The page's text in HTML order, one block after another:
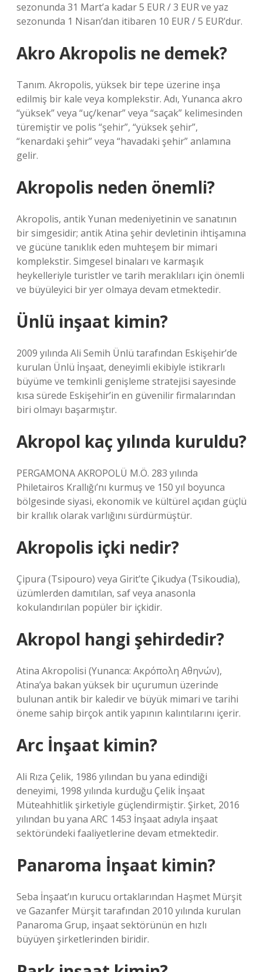
sezonunda 31 Mart’a kadar 5 EUR / 3 EUR ve yaz
sezonunda 1 Nisan’dan itibaren 10 EUR / 5 EUR’dur.
Akro Akropolis ne demek?
Tanım. Akropolis, yüksek bir tepe üzerine inşa
edilmiş bir kale veya komplekstir. Adı, Yunanca akro
“yüksek” veya “uç/kenar” veya “saçak” kelimesinden
türemiştir ve polis “şehir”, “yüksek şehir”,
“kenardaki şehir” veya “havadaki şehir” anlamına
gelir.
Akropolis neden önemli?
Akropolis, antik Yunan medeniyetinin ve sanatının
bir simgesidir; antik Atina şehir devletinin ihtişamına
ve gücüne tanıklık eden muhteşem bir mimari
komplekstir. Simgesel binaları ve karmaşık
heykelleriyle turistler ve tarih meraklıları için önemli
ve büyüleyici bir yer olmaya devam etmektedir.
Ünlü inşaat kimin?
2009 yılında Ali Semih Ünlü tarafından Eskişehir’de
kurulan Ünlü İnşaat, deneyimli ekibiyle istikrarlı
büyüme ve temkinli genişleme stratejisi sayesinde
kısa sürede Eskişehir’in en güvenilir firmalarından
biri olmayı başarmıştır.
Akropol kaç yılında kuruldu?
PERGAMONA AKROPOLÜ M.Ö. 283 yılında
Philetairos Krallığı’nı kurmuş ve 150 yıl boyunca
bölgesinde siyasi, ekonomik ve kültürel açıdan güçlü
bir krallık olarak varlığını sürdürmüştür.
Akropolis içki nedir?
Çipura (Tsipouro) veya Girit’te Çikudya (Tsikoudia),
üzümlerden damıtılan, saf veya anasonla
kokulandırılan popüler bir içkidir.
Akropol hangi şehirdedir?
Atina Akropolisi (Yunanca: Ακρόπολη Αθηνών),
Atina’ya bakan yüksek bir uçurumun üzerinde
bulunan antik bir kaledir ve büyük mimari ve tarihi
öneme sahip birçok antik yapının kalıntılarını içerir.
Arc İnşaat kimin?
Ali Rıza Çelik, 1986 yılından bu yana edindiği
deneyimi, 1998 yılında kurduğu Çelik İnşaat
Müteahhitlik şirketiyle güçlendirmiştir. Şirket, 2016
yılından bu yana ARC 1453 İnşaat adıyla inşaat
sektöründeki faaliyetlerine devam etmektedir.
Panaroma İnşaat kimin?
Seba İnşaat’ın kurucu ortaklarından Haşmet Mürşit
ve Gazanfer Mürşit tarafından 2010 yılında kurulan
Panaroma Grup, inşaat sektörünün en hızlı
büyüyen şirketlerinden biridir.